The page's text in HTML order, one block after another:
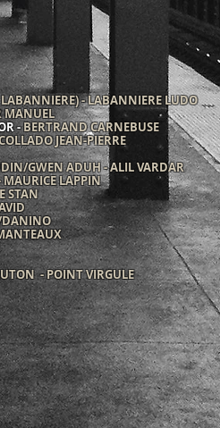
- LABANNIERE LUDO
MANUEL
-BERTRAND CARNEBUSE
JEAN-PIERRE
GWEN ADUH - ALIL VARDAR
MAURICE LAPPIN
STAN
DANINO
- POINT VIRGULE